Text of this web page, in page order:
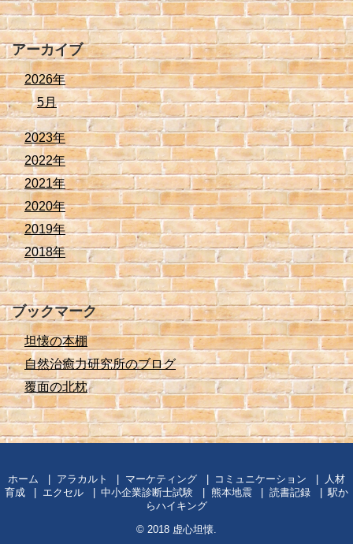
アーカイブ
2026年
5月
2023年
2022年
2021年
2020年
2019年
2018年
ブックマーク
坦懐の本棚
自然治癒力研究所のブログ
覆面の北枕
ホーム アラカルト マーケティング コミュニケーション
人材
育成
エクセル 中小企業診断士試験 熊本地震 読書記録
駅か
らハイキング
© 2018 虚心坦懐